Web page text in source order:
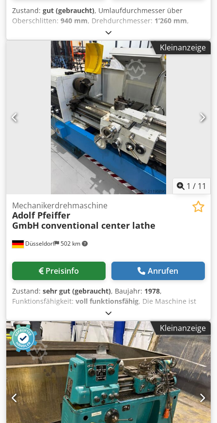
Zustand: gut (gebraucht), Umlaufdurchmesser über
Oberschlitten: 940 mm, Drehdurchmesser: 1’260 mm,
, Drehzahl (max.):
Gesamthöhe:1’800 mm, Gesamtlänge:12’200 mm,
Gesamtbreite:1’540 mm
, Dreibackenfutter Durchmesser:
, Spitzenabstand:8’000 mm, VDF Wohlenberg
V1180 Spitzenweite: 8000 mm Csdpfex Thqdox Afhsha 3,5 -
710 U/min 71 - 900 U/min Drehfutter: 500 mm
Durchmesser
Kleinanzeige
1 / 11
Düsseldorf 502 km
Mechanikerdrehmaschine
Adolf Pfeiffer
GmbH conventional center lathe
Preisinfo Anrufen
Zustand: sehr gut (gebraucht), Baujahr: 1978,
Funktionsfähigkeit: voll funktionsfähig, Die Maschine ist
gerade angekommen und wird in Kürze gereinigt.
Umlaufdurchmesser über Bett: 400 mm Spitzenweite:
1.000 mm Spindelbohrung: 50 mm Futtergröße: 200 mm
Cjdpfoyh Ndwox Afheha Drehzahlbereich: 40 U/min bis
2.000 U/min Maschinengewicht: 1.700 kg Inklusive 3-
Backenfutter und Werkzeughalter.
Kleinanzeige